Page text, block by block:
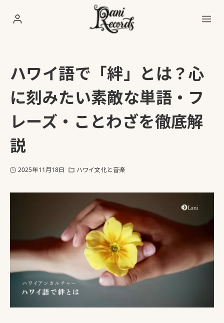
ハワイ語で「絆」とは？心
に刻みたい素敵な単語・フ
レーズ・ことわざを徹底解
説
2025年11月18日 ハワイ文化と音楽